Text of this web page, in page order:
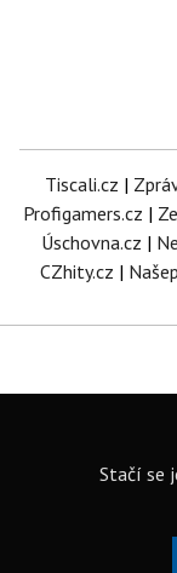
Tiscali.cz |
Profigamers.cz |
Úschovna.cz |
CZhity.cz |
Stačí se